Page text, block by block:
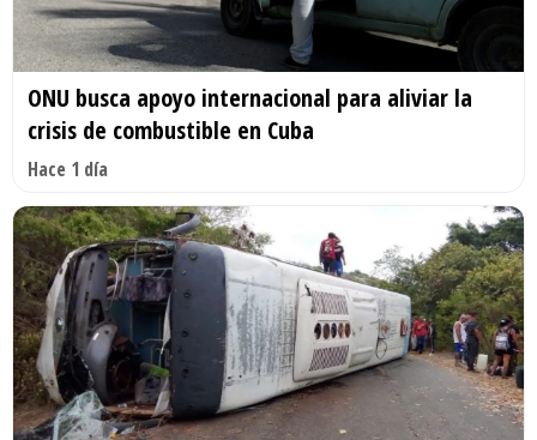
ONU busca apoyo internacional para aliviar la
crisis de combustible en Cuba
Hace 1 día